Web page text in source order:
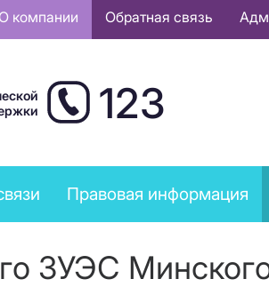
О компании Обратная связь
123
Правовая информация
ЗУЭС